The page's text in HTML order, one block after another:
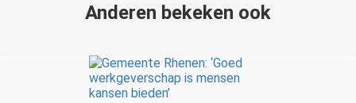
Anderen bekeken ook